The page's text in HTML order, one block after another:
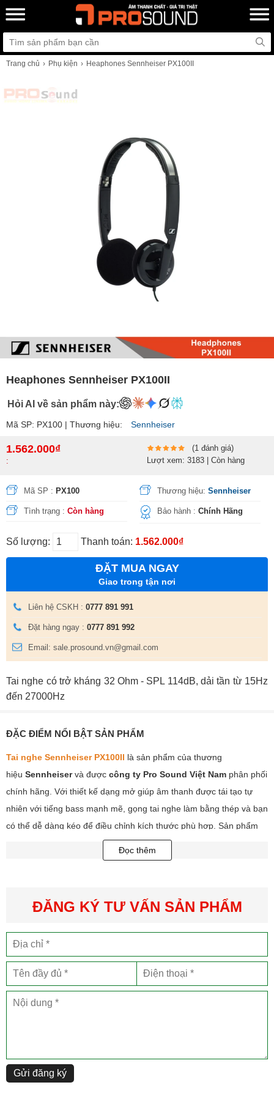
Trang chủ Phụ kiện Heaphones Sennheiser PX100II
Heaphones Sennheiser PX100II
Hỏi AI về sản phẩm này:
Mã SP: PX100 | Thương hiệu: Sennheiser
1.562.000₫
:
(1 đánh giá)
Lượt xem: 3183 | Còn hàng
Mã SP : PX100 Thương hiệu:Sennheiser
Tình trạng : Còn hàng Bảo hành :Chính Hãng
Số lượng: Thanh toán: 1.562.000₫
ĐẶT MUA NGAY
Giao trong tận nơi
Liên hệ CSKH : 0777 891 991
Đặt hàng ngay : 0777 891 992
Email: sale.prosound.vn@gmail.com
Tai nghe có trở kháng 32 Ohm - SPL 114dB, dải tần từ 15Hz
đến 27000Hz
ĐẶC ĐIỂM NỔI BẬT SẢN PHẨM
Tai nghe Sennheiser PX100II là sản phẩm của thương
hiệu Sennheiservà được công ty Pro Sound Việt Nam phân phối
chính hãng. Với thiết kế dạng mở giúp âm thanh được tái tạo tự
nhiên với tiếng bass mạnh mẽ, gọng tai nghe làm bằng thép và bạn
có thể dễ dàng kéo để điều chỉnh kích thước phù hợp. Sản phẩm
có thể gập gọn lại và cho vào túi đựng đi kèm, thuận tiện cho việc
cất giữ và mang theo bên mình di chuyển. Tai nghe có trở kháng
Đọc thêm
ĐĂNG KÝ TƯ VẤN SẢN PHẨM
Gửi đăng ký